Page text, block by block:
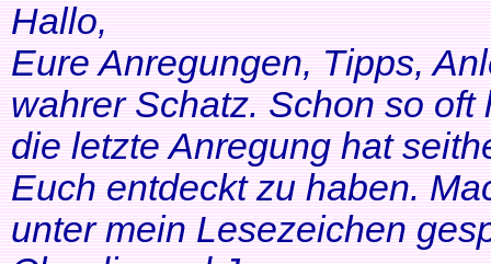
Hallo,
Eure Anregungen, Tipps,
wahrer Schatz. Schon so
die letzte Anregung hat
Euch entdeckt zu haben.
unter mein Lesezeichen